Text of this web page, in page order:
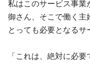
私はこのサービス事業
御さん、そこで働く主
とっても必要となるサ
「これは、絶対に必要